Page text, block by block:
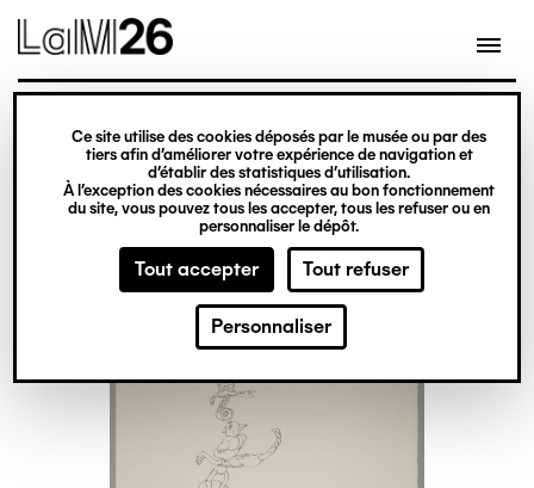
Gestion des cookies
Ce site utilise des cookies déposés par le musée ou par des
tiers afin d’améliorer votre expérience de navigation et
d’établir des statistiques d’utilisation.
À l’exception des cookies nécessaires au bon fonctionnement
du site, vous pouvez tous les accepter, tous les refuser ou en
personnaliser le dépôt.
Tout accepter Tout refuser
Personnaliser
contenu